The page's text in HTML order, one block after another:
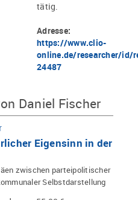
tätig.
Adresse:
https://www.clio-
online.de/researcher/id/
24487
Daniel Fischer
Eigensinn in der
zwischen parteipolitischer
Selbstdarstellung